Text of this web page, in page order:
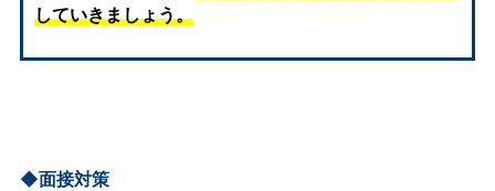
していきましょう。
◆面接対策